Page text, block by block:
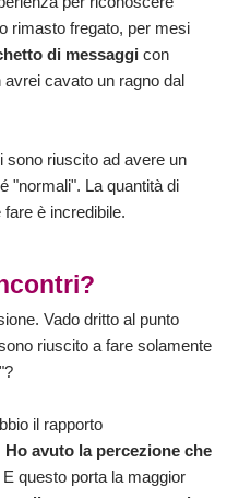
rimasto fregato, per mesi
di messaggi con
cavato un ragno dal
sono riuscito ad avere un
"normali". La quantità di
è incredibile.
Vado dritto al punto
riuscito a fare solamente
il rapporto
Ho avuto la percezione che
E questo porta la maggior